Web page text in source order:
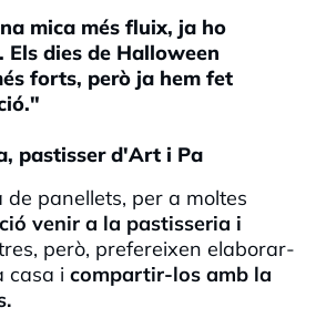
mica més fluix, ja ho
Els dies de Halloween
forts, però ja hem fet
pastisser d'Art i Pa
de panellets, per a moltes
venir a la pastisseria i
però, prefereixen elaborar-
casa i compartir-los amb la